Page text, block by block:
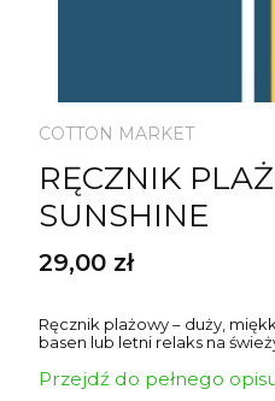
COTTON MARKET
RĘCZNIK
SUNSHINE
Cena
29,00 zł
Ręcznik plażowy – duży,
basen lub letni relaks na
Przejdź do pełnego